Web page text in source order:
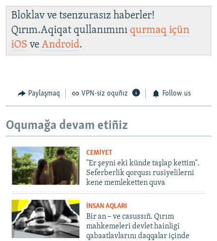
Bloklav ve tsenzurasız haberler!
Qırım.Aqiqat qullanımını qurmaq içün
iOS ve Android.
Paylaşmaq VPN-siz oquñız Follow us
Oqumağa devam etiñiz
CEMİYET
"Er şeyni eki künde taşlap kettim".
Seferberlik qorqusı rusiyelilerni
kene memleketten quva
İNSAN AQLARI
Bir an – ve casussıñ. Qırım
mahkemeleri devlet hainligi
qabaatlavlarını daqqalar içinde